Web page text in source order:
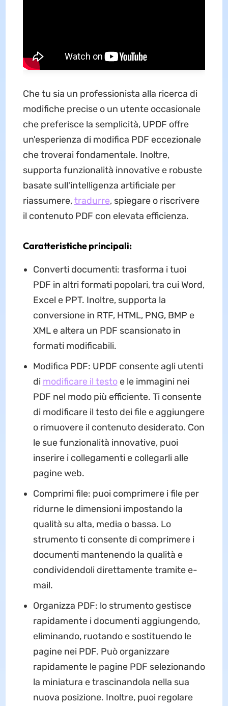
Che tu sia un professionista alla ricerca di
modifiche precise o un utente occasionale
che preferisce la semplicità, UPDF offre
un'esperienza di modifica PDF eccezionale
che troverai fondamentale. Inoltre,
supporta funzionalità innovative e robuste
basate sull'intelligenza artificiale per
riassumere,tradurre, spiegare o riscrivere
il contenuto PDF con elevata efficienza.
Caratteristiche principali:
Converti documenti: trasforma i tuoi
PDF in altri formati popolari, tra cui Word,
Excel e PPT. Inoltre, supporta la
conversione in RTF, HTML, PNG, BMP e
XML e altera un PDF scansionato in
formati modificabili.
Modifica PDF: UPDF consente agli utenti
di modificare il testoe le immagini nei
PDF nel modo più efficiente. Ti consente
di modificare il testo dei file e aggiungere
o rimuovere il contenuto desiderato. Con
le sue funzionalità innovative, puoi
inserire i collegamenti e collegarli alle
pagine web.
Comprimi file: puoi comprimere i file per
ridurne le dimensioni impostando la
qualità su alta, media o bassa. Lo
strumento ti consente di comprimere i
documenti mantenendo la qualità e
condividendoli direttamente tramite e-
mail.
Organizza PDF: lo strumento gestisce
rapidamente i documenti aggiungendo,
eliminando, ruotando e sostituendo le
pagine nei PDF. Può organizzare
rapidamente le pagine PDF selezionando
la miniatura e trascinandola nella sua
nuova posizione. Inoltre, puoi regolare